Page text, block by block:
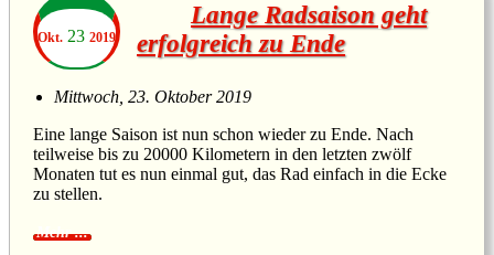
Okt. 23 2019
Lange Radsaison geht
erfolgreich zu Ende
Mittwoch, 23. Oktober 2019
Eine lange Saison ist nun schon wieder zu Ende. Nach
teilweise bis zu 20000 Kilometern in den letzten zwölf
Monaten tut es nun einmal gut, das Rad einfach in die Ecke
zu stellen.